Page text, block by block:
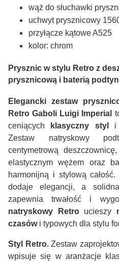
wąż do słuchawki
uchwyt prysznicowy
przyłącze kątowe A525
kolor: chrom
Prysznic w stylu Retro z
prysznicową i baterią
Elegancki zestaw
Retro Gaboli Luigi Imperial
ceniących klasyczny styl
i
Zestaw natryskowy
centymetrową
elastycznym wężem oraz
harmonijną i stylową
dodaje elegancji, a
zapewnia trwałość i
natryskowy Retroucieszy
czasówi typowych dla stylu
Styl Retro.Zestaw
wpisuje się w aranżacje